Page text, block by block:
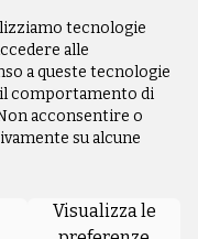
riservati |
Firenze |
tecnologie
alle
a queste tecnologie
comportamento di
acconsentire o
su alcune
Visualizza le